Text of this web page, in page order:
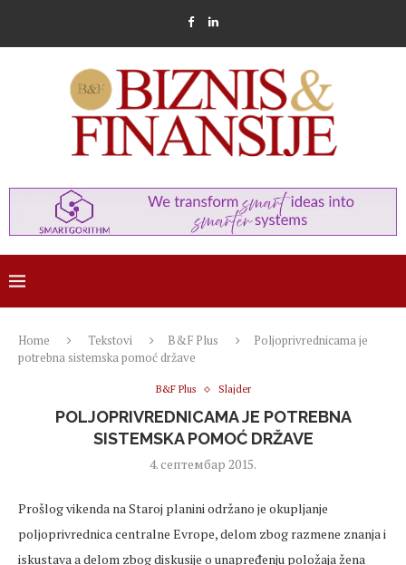
Home Tekstovi B&F Plus
Poljoprivrednicama je
potrebna sistemska pomoć države
B&F Plus Slajder
POLJOPRIVREDNICAMA JE POTREBNA
SISTEMSKA POMOĆ DRŽAVE
4. септембар 2015.
Prošlog vikenda na Staroj planini održano je okupljanje
poljoprivrednica centralne Evrope, delom zbog razmene znanja i
iskustava a delom zbog diskusije o unapređenju položaja žena